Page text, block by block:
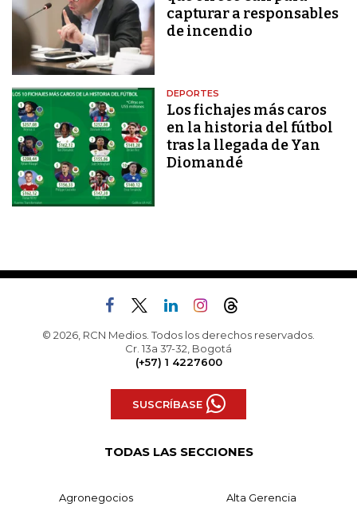
capturar a responsables
de incendio
DEPORTES
Los fichajes más caros
en la historia del fútbol
tras la llegada de Yan
Diomandé
© 2026, RCN Medios. Todos los derechos reservados.
Cr. 13a 37-32, Bogotá
(+57) 1 4227600
SUSCRÍBASE
TODAS LAS SECCIONES
Agronegocios Alta Gerencia